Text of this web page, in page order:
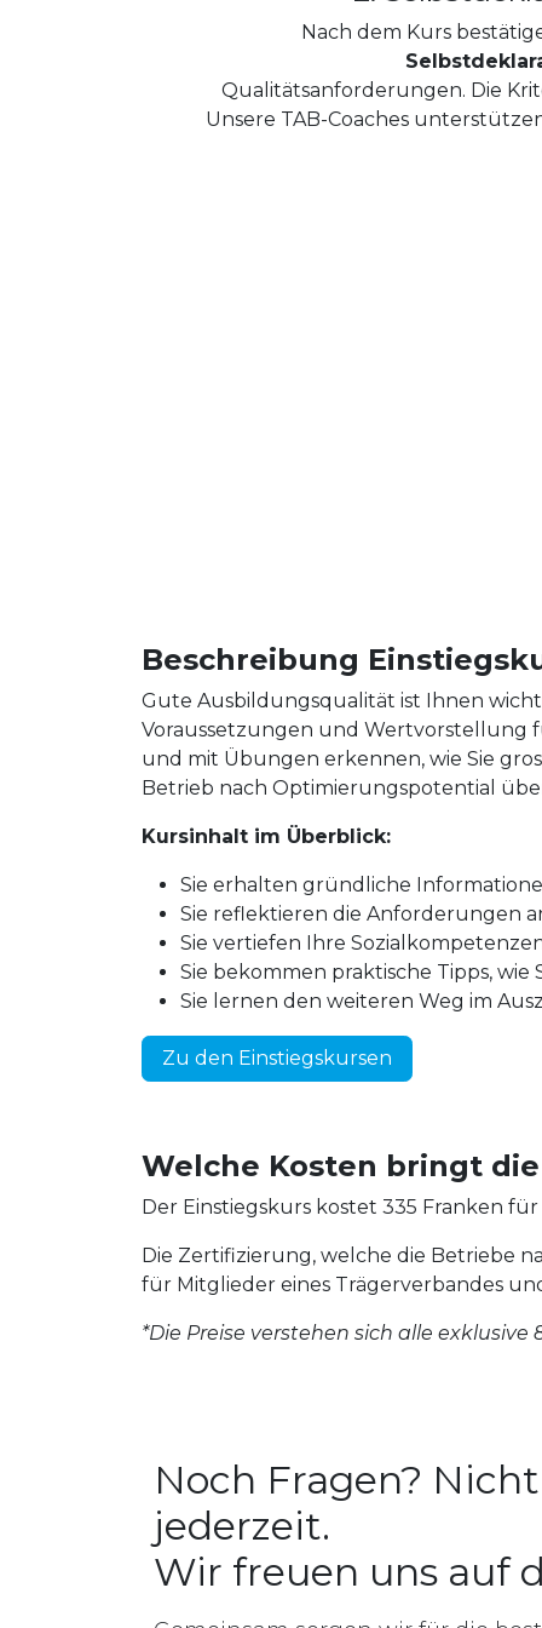
Nach dem Kurs
Qualitätsanforderungen. Die
Unsere TAB-Coaches
Beschreibung
Gute Ausbildungsqualität ist Ihnen
Voraussetzungen und Wertvorstellung
und mit Übungen erkennen, wie Sie
Betrieb nach Optimierungspotential
Kursinhalt im Überblick:
Sie erhalten gründliche
Sie reflektieren die Anforderungen
Sie vertiefen Ihre
Sie bekommen praktische Tipps,
Sie lernen den weiteren Weg im
Zu den Einstiegskursen
Welche Kosten bringt
Der Einstiegskurs kostet 335 Franken
Die Zertifizierung, welche die Betriebe
für Mitglieder eines Trägerverbandes
*Die Preise verstehen sich alle exklusive
Noch Fragen?
jederzeit.
Wir freuen uns auf